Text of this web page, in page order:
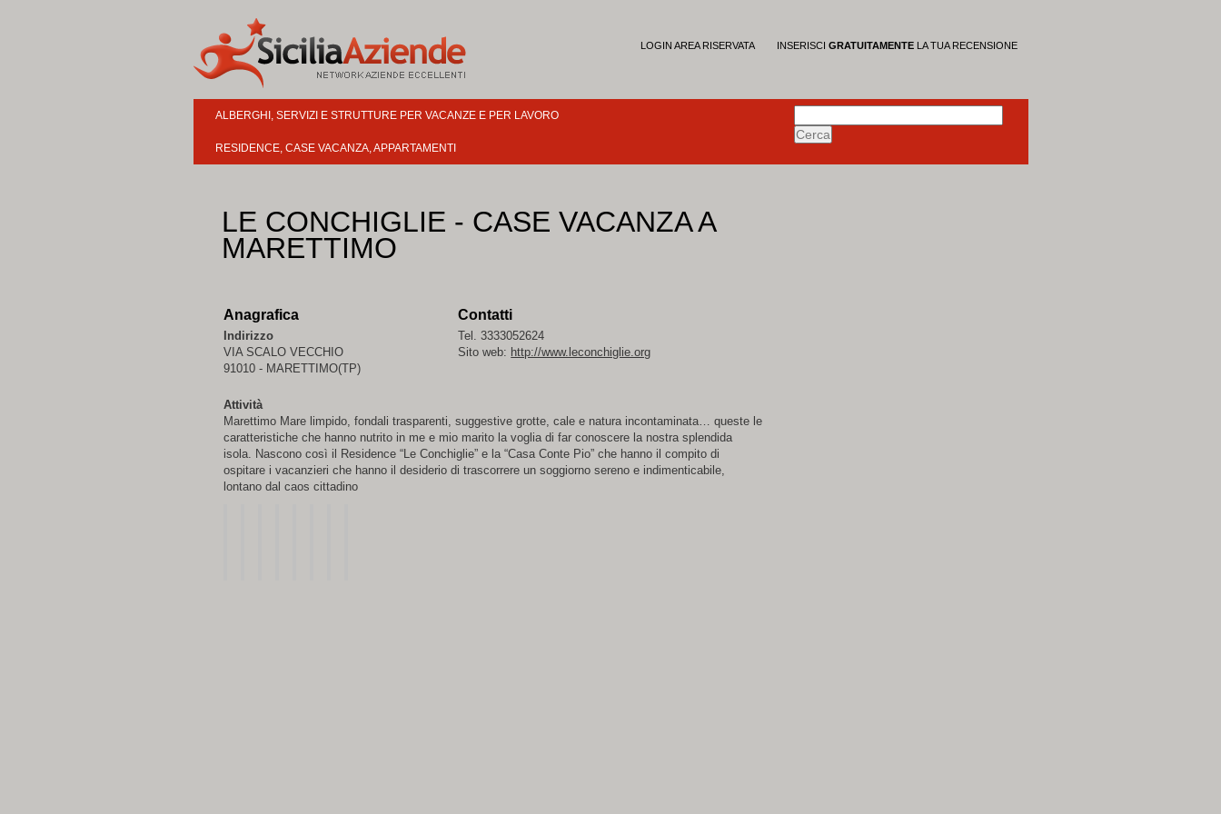
LOGIN AREA RISERVATA INSERISCI GRATUITAMENTELA TUA RECENSIONE
ALBERGHI, SERVIZI E STRUTTURE PER VACANZE E PER LAVORO
RESIDENCE, CASE VACANZA, APPARTAMENTI
LE CONCHIGLIE - CASE VACANZA A
MARETTIMO
Anagrafica
Indirizzo
VIA SCALO VECCHIO
91010 - MARETTIMO(TP)
Contatti
Tel. 3333052624
Sito web: http://www.leconchiglie.org
Attività
Marettimo Mare limpido, fondali trasparenti, suggestive grotte, cale e natura incontaminata… queste le
caratteristiche che hanno nutrito in me e mio marito la voglia di far conoscere la nostra splendida
isola. Nascono così il Residence “Le Conchiglie” e la “Casa Conte Pio” che hanno il compito di
ospitare i vacanzieri che hanno il desiderio di trascorrere un soggiorno sereno e indimenticabile,
lontano dal caos cittadino